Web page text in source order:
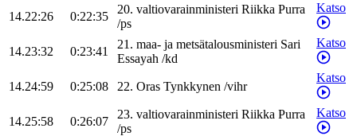
14.22:26 0:22:35
20. valtiovarainministeri Riikka Purra
/ps
Katso
14.23:32 0:23:41
21. maa- ja metsätalousministeri Sari
Essayah /kd
Katso
14.24:59 0:25:08 22. Oras Tynkkynen /vihr
Katso
14.25:58 0:26:07
23. valtiovarainministeri Riikka Purra
/ps
Katso